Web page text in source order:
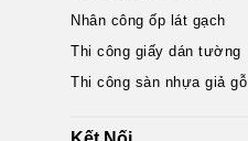
Nhân công ốp lát gạch
Thi công giấy dán tường
Thi công sàn nhựa giả gỗ